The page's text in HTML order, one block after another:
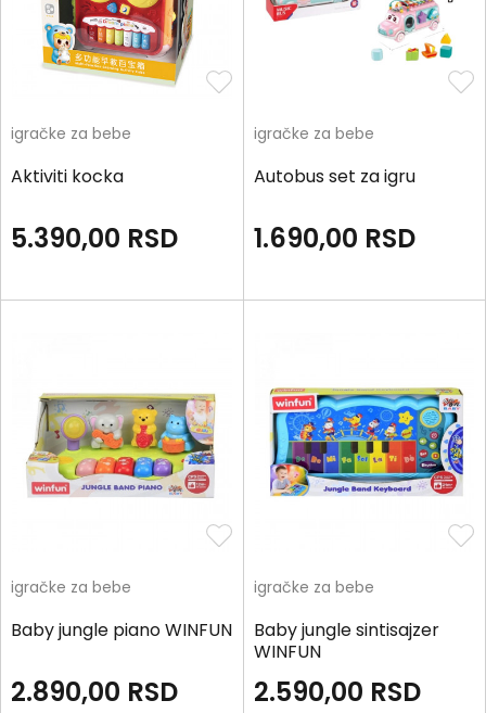
igračke za bebe
Aktiviti kocka
5.390,00 RSD
igračke za bebe
Autobus set za igru
1.690,00 RSD
igračke za bebe
Baby jungle piano WINFUN
2.890,00 RSD
igračke za bebe
Baby jungle sintisajzer
WINFUN
2.590,00 RSD